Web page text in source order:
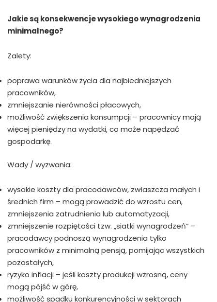
Jakie są konsekwencje wysokiego wynagrodzenia
minimalnego?
Zalety:
poprawa warunków życia dla najbiedniejszych
pracowników,
zmniejszanie nierówności płacowych,
możliwość zwiększenia konsumpcji – pracownicy mają
więcej pieniędzy na wydatki, co może napędzać
gospodarkę.
Wady / wyzwania:
wysokie koszty dla pracodawców, zwłaszcza małych i
średnich firm – mogą prowadzić do wzrostu cen,
zmniejszenia zatrudnienia lub automatyzacji,
zmniejszenie rozpiętości tzw. „siatki wynagrodzeń” –
pracodawcy podnoszą wynagrodzenia tylko
pracowników z minimalną pensją, pomijając wszystkich
pozostałych,
ryzyko inflacji – jeśli koszty produkcji wzrosną, ceny
mogą pójść w górę,
możliwość spadku konkurencyjności w sektorach